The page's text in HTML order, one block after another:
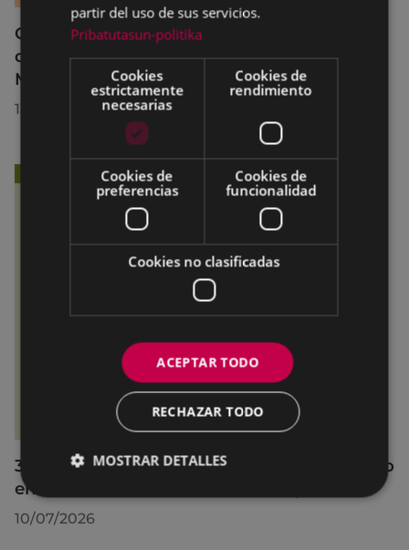
Curso breve de preparación de exámenes
de los niveles B2 y C1 en el Euskaltegi
Municipal
13/07/2026
36 jóvenes de Debabarrena han participado
en el curso de monitor/a de tiempo libre
10/07/2026
partir del uso de sus servicios.
Pribatutasun-politika
Cookies
estrictamente
necesarias
Cookies de
rendimiento
Cookies de
preferencias
Cookies de
funcionalidad
Cookies no clasificadas
ACEPTAR TODO
RECHAZAR TODO
MOSTRAR DETALLES